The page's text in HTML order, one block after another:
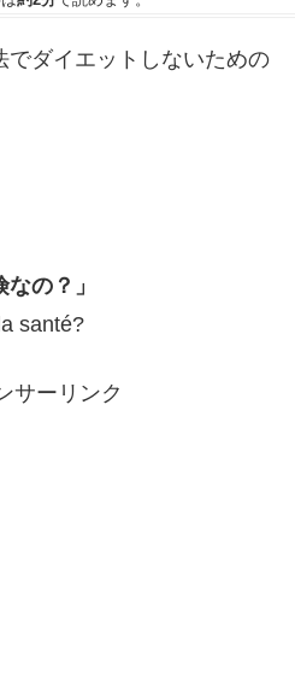
でダイエットしないための
の？」
santé?
サーリンク